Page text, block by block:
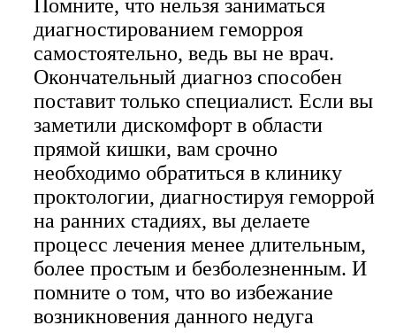
Помните, что нельзя заниматься
диагностированием геморроя
самостоятельно, ведь вы не врач.
Окончательный диагноз способен
поставит только специалист. Если вы
заметили дискомфорт в области
прямой кишки, вам срочно
необходимо обратиться в клинику
проктологии, диагностируя геморрой
на ранних стадиях, вы делаете
процесс лечения менее длительным,
более простым и безболезненным. И
помните о том, что во избежание
возникновения данного недуга